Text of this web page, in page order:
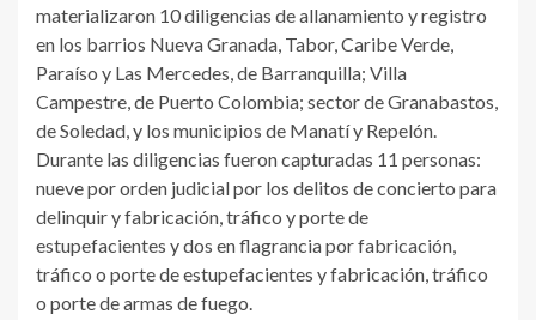
materializaron 10 diligencias de allanamiento y registro
en los barrios Nueva Granada, Tabor, Caribe Verde,
Paraíso y Las Mercedes, de Barranquilla; Villa
Campestre, de Puerto Colombia; sector de Granabastos,
de Soledad, y los municipios de Manatí y Repelón.
Durante las diligencias fueron capturadas 11 personas:
nueve por orden judicial por los delitos de concierto para
delinquir y fabricación, tráfico y porte de
estupefacientes y dos en flagrancia por fabricación,
tráfico o porte de estupefacientes y fabricación, tráfico
o porte de armas de fuego.